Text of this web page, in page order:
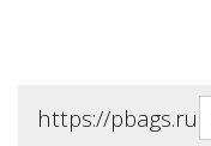
https://pbags.ru